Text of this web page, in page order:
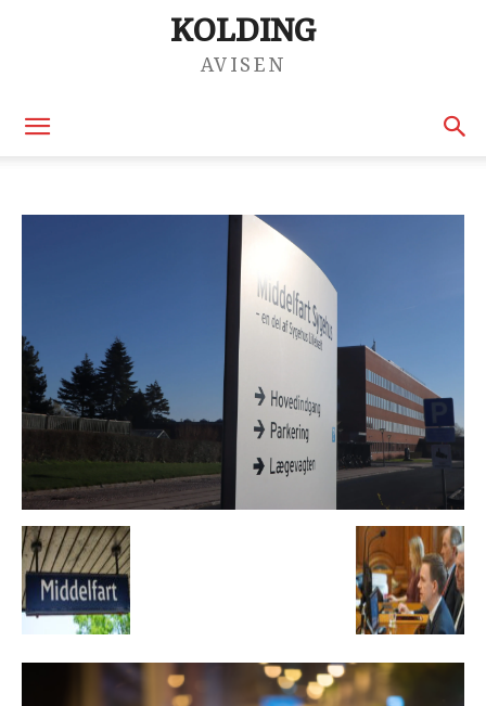
KOLDING
AVISEN